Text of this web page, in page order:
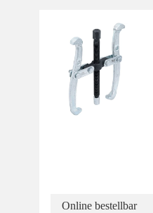
Online bestellbar